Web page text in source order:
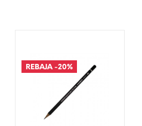
REBAJA -20%